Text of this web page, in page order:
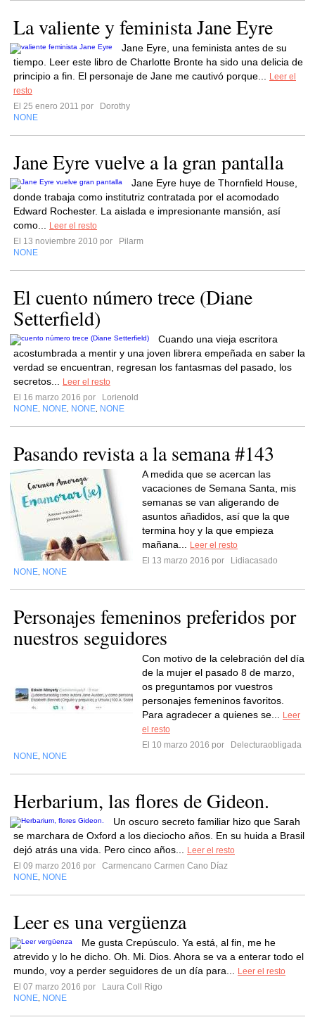
La valiente y feminista Jane Eyre
Jane Eyre, una feminista antes de su
tiempo. Leer este libro de Charlotte Bronte ha sido una delicia de
principio a fin. El personaje de Jane me cautivó porque...
Leer el
resto
El 25 enero 2011 por
Dorothy
NONE
Jane Eyre vuelve a la gran pantalla
Jane Eyre huye de Thornfield House,
donde trabaja como institutriz contratada por el acomodado
Edward Rochester. La aislada e impresionante mansión, así
como...
Leer el resto
El 13 noviembre 2010 por
Pilarm
NONE
El cuento número trece (Diane
Setterfield)
Cuando una vieja escritora
acostumbrada a mentir y una joven librera empeñada en saber la
verdad se encuentran, regresan los fantasmas del pasado, los
secretos...
Leer el resto
El 16 marzo 2016 por
Lorienold
NONE NONE NONE NONE
Pasando revista a la semana #143
A medida que se acercan las
vacaciones de Semana Santa, mis
semanas se van aligerando de
asuntos añadidos, así que la que
termina hoy y la que empieza
mañana...
Leer el resto
El 13 marzo 2016 por
Lidiacasado
NONE NONE
Personajes femeninos preferidos por
nuestros seguidores
Con motivo de la celebración del día
de la mujer el pasado 8 de marzo,
os preguntamos por vuestros
personajes femeninos favoritos.
Para agradecer a quienes se...
Leer
el resto
El 10 marzo 2016 por
Delecturaobligada
NONE NONE
Herbarium, las flores de Gideon.
Un oscuro secreto familiar hizo que Sarah
se marchara de Oxford a los dieciocho años. En su huida a Brasil
dejó atrás una vida. Pero cinco años...
Leer el resto
El 09 marzo 2016 por
Carmencano Carmen Cano Díaz
NONE NONE
Leer es una vergüenza
Me gusta Crepúsculo. Ya está, al fin, me he
atrevido y lo he dicho. Oh. Mi. Dios. Ahora se va a enterar todo el
mundo, voy a perder seguidores de un día para...
Leer el resto
El 07 marzo 2016 por
Laura Coll Rigo
NONE NONE